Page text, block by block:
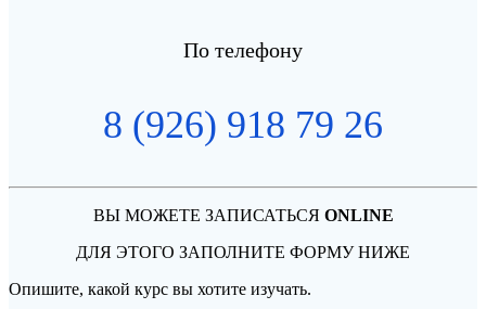
По телефону
8 (926) 918 79 26
ВЫ МОЖЕТЕ ЗАПИСАТЬСЯ ONLINE
ДЛЯ ЭТОГО ЗАПОЛНИТЕ ФОРМУ НИЖЕ
Опишите, какой курс вы хотите изучать.